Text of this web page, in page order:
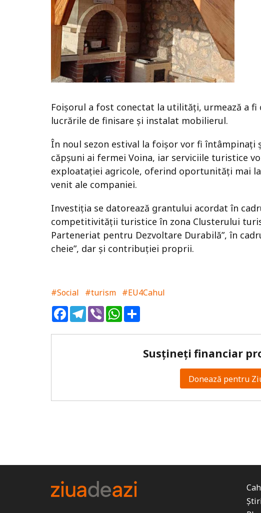
Foișorul a fost conectat la utilități, urmează a
lucrările de finisare și instalat mobilierul.
În noul sezon estival la foișor vor fi întâmpinați
căpșuni ai fermei Voina, iar serviciile turistice
exploatației agricole, oferind oportunități mai
venit ale companiei.
Investiția se datorează grantului acordat în
competitivității turistice în zona Clusterului
Parteneriat pentru Dezvoltare Durabilă”, în
cheie”, dar și contribuției proprii.
#Social #turism #EU4Cahul
FacebookTelegram
ViberWhatsApp
Susțineți financiar
Donează pentru